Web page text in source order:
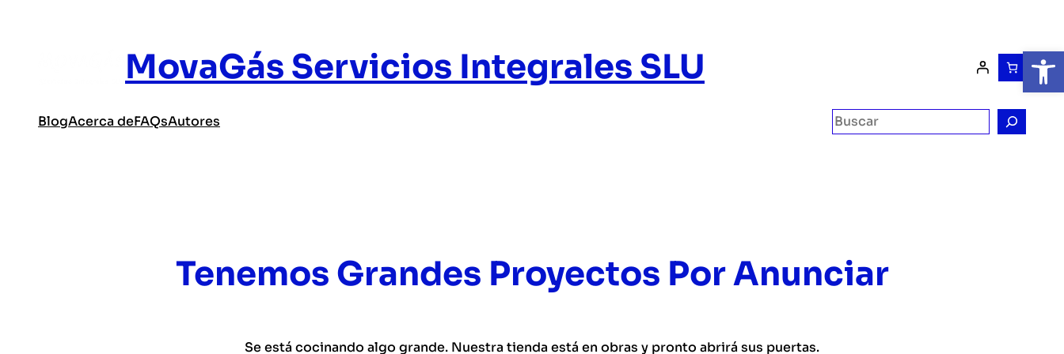
MovaGás Servicios Integrales SLU
BlogAcerca deFAQsAutores
Tenemos Grandes Proyectos Por Anunciar
Se está cocinando algo grande. Nuestra tienda está en obras y pronto abrirá sus puertas.